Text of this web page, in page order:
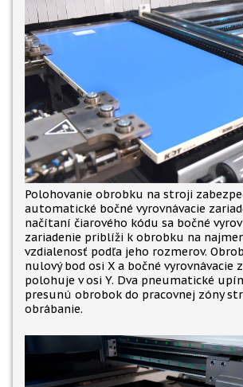
Polohovanie obrobku na stroji
automatické bočné vyrovnávacie
načítaní čiarového kódu sa bočné
zariadenie priblíži k obrobku na
vzdialenosť podľa jeho rozmerov.
nulový bod osi X a bočné vyrovnávacie
polohuje v osi Y. Dva pneumatické
presunú obrobok do pracovnej zóny
obrábanie.